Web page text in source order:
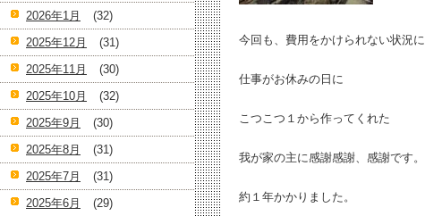
今回も、費用をかけられない状況に
仕事がお休みの日に
こつこつ１から作ってくれた
我が家の主に感謝感謝、感謝です。
約１年かかりました。
2026年1月
(32)
2025年12月
(31)
2025年11月
(30)
2025年10月
(32)
2025年9月
(30)
2025年8月
(31)
2025年7月
(31)
2025年6月
(29)